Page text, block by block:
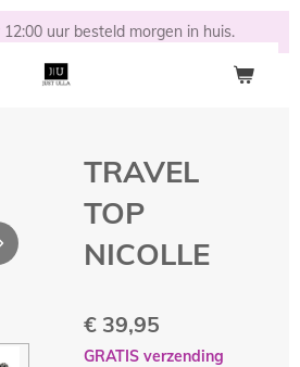
uur besteld morgen in huis.
TRAVEL
TOP
NICOLLE
€ 39,95
GRATIS verzending